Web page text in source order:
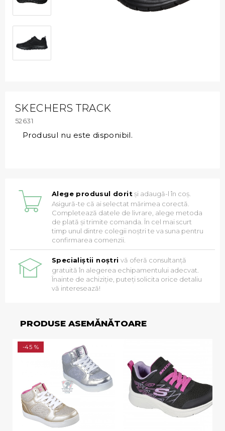
SKECHERS TRACK
52631
Produsul nu este disponibil.
Alege produsul doritși adaugă-l în coș.
Asigură-te că ai selectat mărimea corectă.
Completează datele de livrare, alege metoda
de plată și trimite comanda. În cel mai scurt
timp unul dintre colegii noștri te va suna pentru
confirmarea comenzii.
Specialiștii noștri vă oferă consultanță
gratuită în alegerea echipamentului adecvat.
Înainte de achiziție, puteți solicita orice detaliu
vă interesează!
PRODUSE ASEMĂNĂTOARE
-45 %